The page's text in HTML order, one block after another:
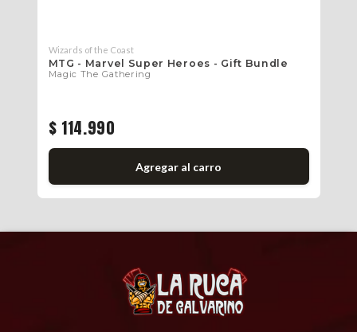
Wizards of the Coast
MTG - Marvel Super Heroes - Gift Bundle
Magic The Gathering
$ 114.990
Agregar al carro